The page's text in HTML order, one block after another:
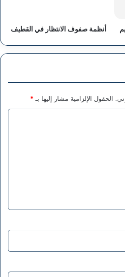
أنظمة صفوف الانتظار في القطيف
الحقول الإلزامية مشار إليها بـ *